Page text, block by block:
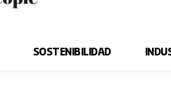
SOSTENIBILIDAD